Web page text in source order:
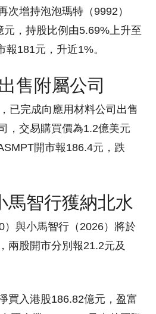
次增持泡泡瑪特（9992）
，持股比例由5.69%上升至
181元，升近1%。
售附屬公司
已完成向應用材料公司出售
，交易購買價為1.2億美元
開市報186.4元，跌
馬智行獲納北水
）與小馬智行（2026）將於
兩股開市分別報21.2元及
買入港股186.82億元，盈富